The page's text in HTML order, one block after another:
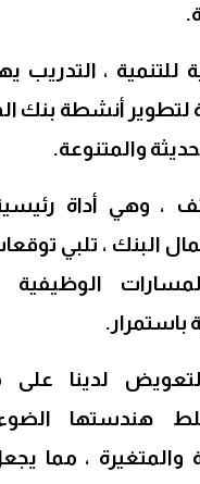
للتنمية ، التدريب
لتطوير أنشطة بنك
والمتنوعة.
، وهي أداة
البنك ، تلبي
الوظيفية
باستمرار.
لدينا على
هندستها
والمتغيرة ، مما